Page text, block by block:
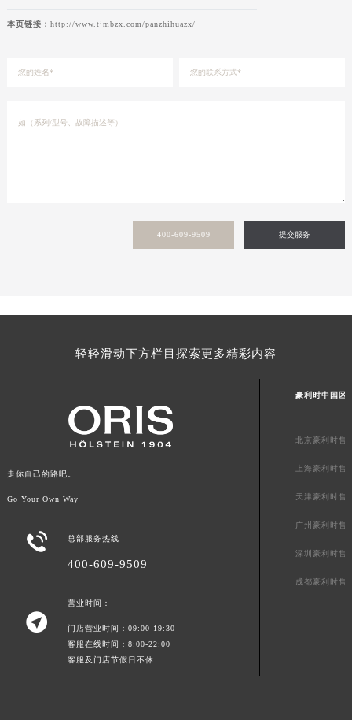
本页链接： http://www.tjmbzx.com/panzhihuazx/
400-609-9509 提交服务
轻轻滑动下方栏目探索更多精彩内容
走你自己的路吧。
Go Your Own Way
 总部服务热线
400-609-9509

营业时间：
门店营业时间：09:00-19:30
客服在线时间：8:00-22:00
客服及门店节假日不休
豪利时中国区
北京豪利时售
上海豪利时售
天津豪利时售
广州豪利时售
深圳豪利时售
成都豪利时售